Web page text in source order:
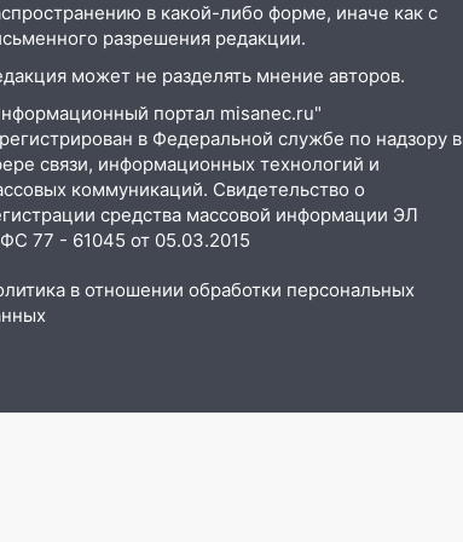
в какой-либо форме, иначе как с
разрешения редакции.
может не разделять мнение авторов.
портал misanec.ru"
в Федеральной службе по надзору в
связи, информационных технологий и
коммуникаций. Свидетельство о
средства массовой информации ЭЛ
77 - 61045 от 05.03.2015
в отношении обработки персональных